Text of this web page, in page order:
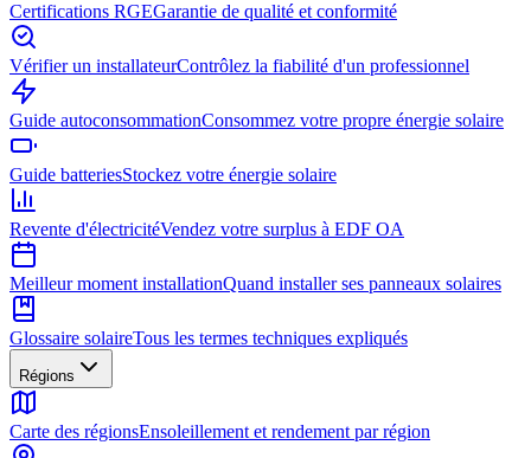
Certifications RGEGarantie de qualité et conformité
Vérifier un installateurContrôlez la fiabilité d'un professionnel
Guide autoconsommationConsommez votre propre énergie solaire
Guide batteriesStockez votre énergie solaire
Revente d'électricitéVendez votre surplus à EDF OA
Meilleur moment installationQuand installer ses panneaux solaires
Glossaire solaireTous les termes techniques expliqués
Régions
Carte des régionsEnsoleillement et rendement par région